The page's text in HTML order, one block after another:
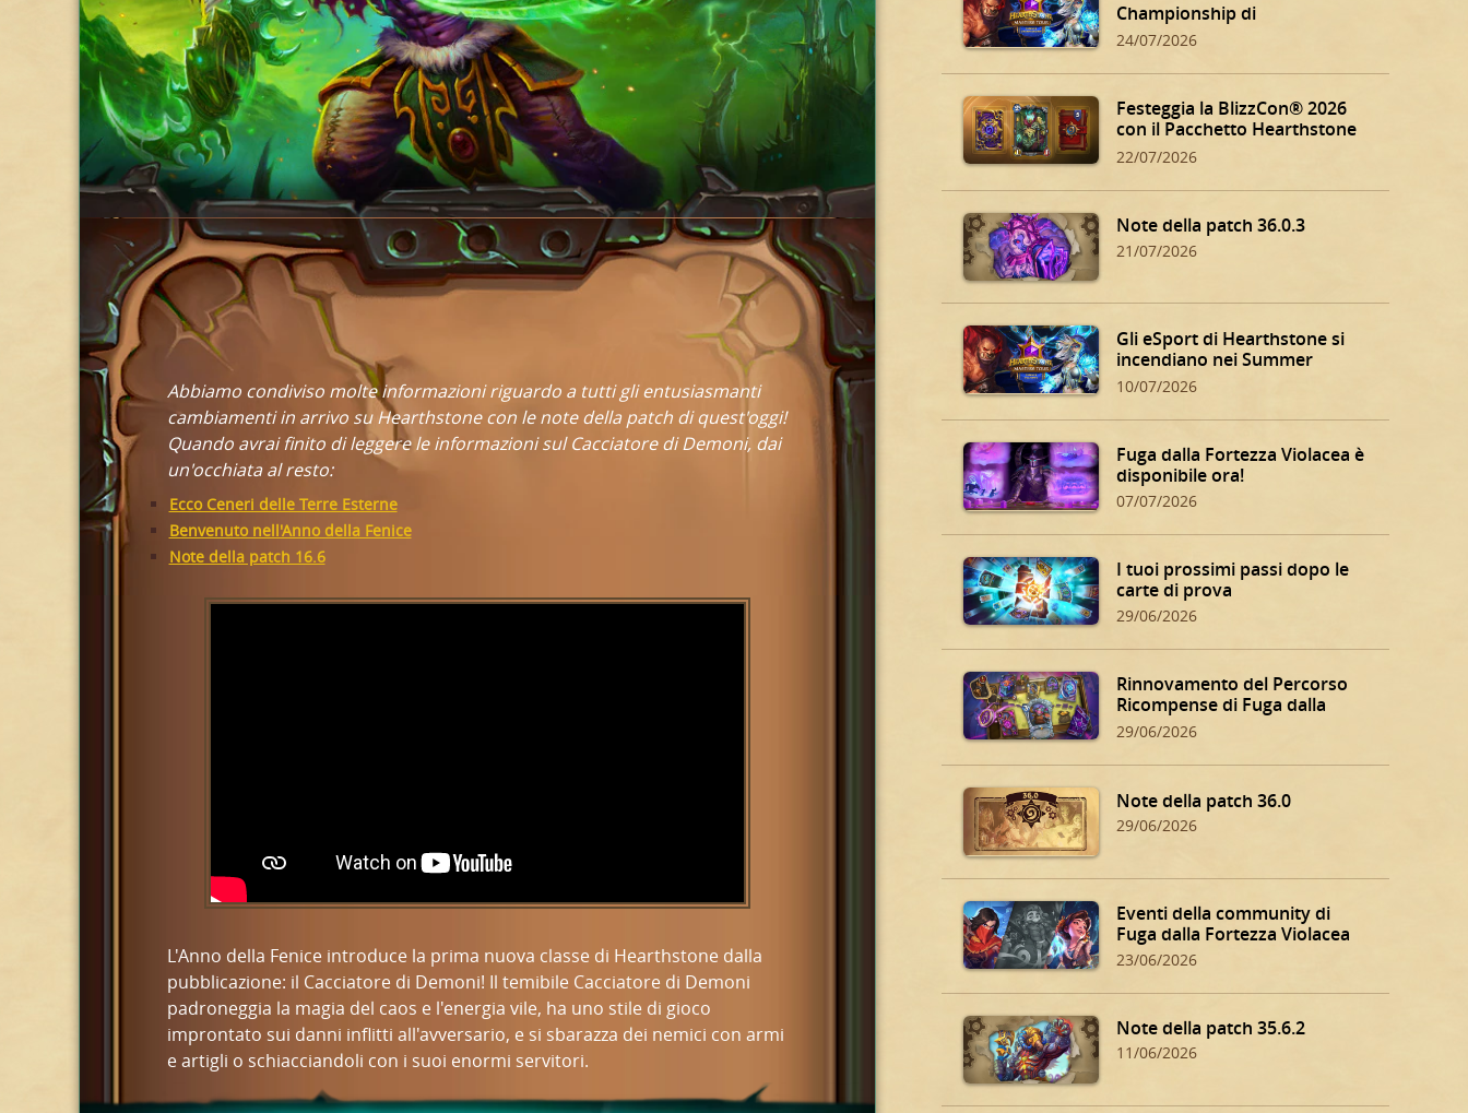
Abbiamo condiviso molte informazioni riguardo a tutti gli entusiasmanti
cambiamenti in arrivo su Hearthstone con le note della patch di quest'oggi!
Quando avrai finito di leggere le informazioni sul Cacciatore di Demoni, dai
un'occhiata al resto:
Ecco Ceneri delle Terre Esterne
Benvenuto nell'Anno della Fenice
Note della patch 16.6
L'Anno della Fenice introduce la prima nuova classe di Hearthstone dalla
pubblicazione: il Cacciatore di Demoni! Il temibile Cacciatore di Demoni
padroneggia la magia del caos e l'energia vile, ha uno stile di gioco
improntato sui danni inflitti all'avversario, e si sbarazza dei nemici con armi
e artigli o schiacciandoli con i suoi enormi servitori.
Championship di
Hearthstone!
24/07/2026
Festeggia la BlizzCon® 2026
con il Pacchetto Hearthstone
BlizzCon!
22/07/2026
Note della patch 36.0.3
21/07/2026
Gli eSport di Hearthstone si
incendiano nei Summer
Playoff!
10/07/2026
Fuga dalla Fortezza Violacea è
disponibile ora!
07/07/2026
I tuoi prossimi passi dopo le
carte di prova
29/06/2026
Rinnovamento del Percorso
Ricompense di Fuga dalla
Fortezza Violacea
29/06/2026
Note della patch 36.0
29/06/2026
Eventi della community di
Fuga dalla Fortezza Violacea
23/06/2026
Note della patch 35.6.2
11/06/2026